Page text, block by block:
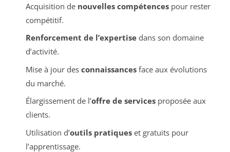
Acquisition de nouvelles compétencespour rester
compétitif.
Renforcement de l’expertisedans son domaine
d’activité.
Mise à jour des connaissancesface aux évolutions
du marché.
Élargissement de l’offre de servicesproposée aux
clients.
Utilisation d’outils pratiqueset gratuits pour
l’apprentissage.